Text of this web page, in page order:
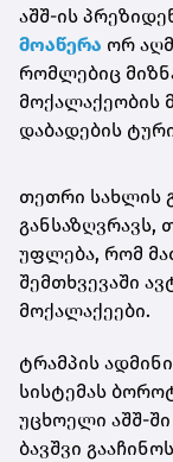
აშშ-ის
მოაწერა ორ
რომლებიც
მოქალაქეობის
დაბადების
თეთრი სახლის
განსაზღვრავს,
უფლება, რომ
შემთხვევაში
მოქალაქეები.
ტრამპის
სისტემას
უცხოელი აშშ-
ბავშვი